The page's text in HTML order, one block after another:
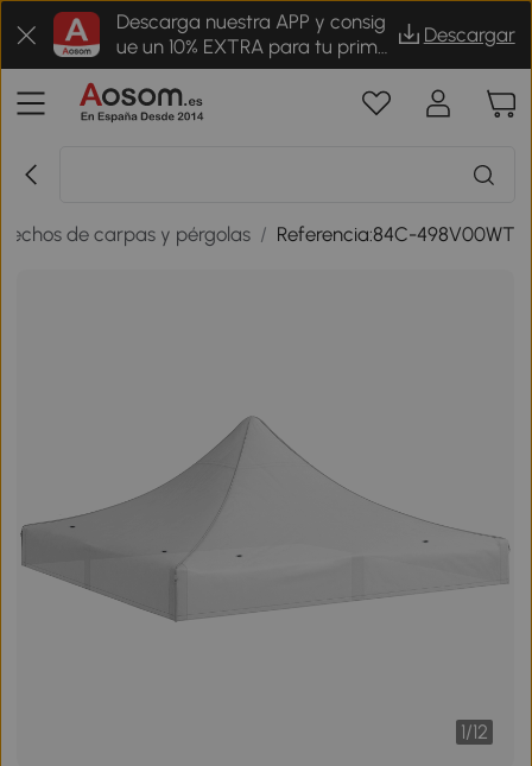
Descarga nuestra APP y consig
ue un 10% EXTRA para tu prime
r pedido
Descargar
Techos de carpas y pérgolas / Referencia:84C-498V00WT
1/12